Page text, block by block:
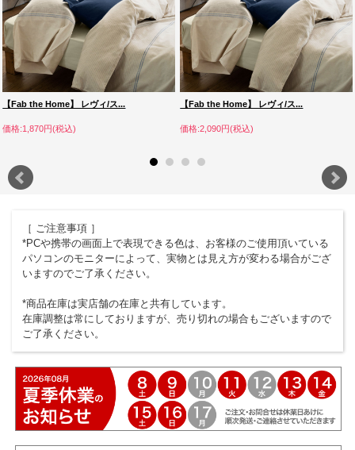
【Fab the Home】 レヴィ/ス...
価格:1,870円(税込)
【Fab the Home】 レヴィ/ス...
価格:2,090円(税込)
［ ご注意事項 ］
*PCや携帯の画面上で表現できる色は、お客様のご使用頂いている
パソコンのモニターによって、実物とは見え方が変わる場合がござ
いますのでご了承ください。
*商品在庫は実店舗の在庫と共有しています。
在庫調整は常にしておりますが、売り切れの場合もございますので
ご了承ください。